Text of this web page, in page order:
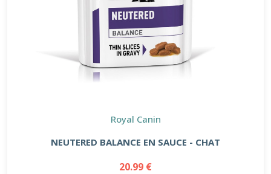
Royal Canin
NEUTERED BALANCE EN SAUCE - CHAT
20.99 €